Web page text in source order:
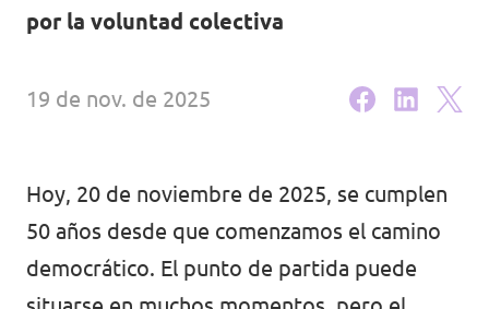
Volt Bulgaria
Volt Chipre
Volt Chequia
Volt Dinamarca
Volt Eslovaquia
Personas
Noticias
Elecciones al Parlamento Europeo
por la voluntad colectiva
19 de nov. de 2025
Hoy, 20 de noviembre de 2025, se cumplen
50 años desde que comenzamos el camino
democrático. El punto de partida puede